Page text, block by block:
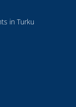
in Turku